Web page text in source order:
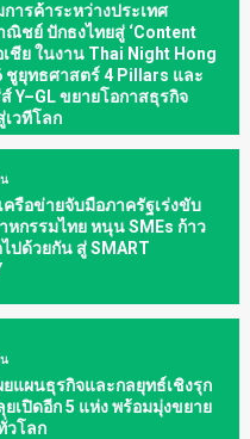
การค้าระหว่างประเทศ
ณิชย์ ปักธงไทยสู่ ‘Content
เชีย ในงาน Thai Night Hong
ชูยุทธศาสตร์ 4 Pillars และ
Y–GL ขยายโอกาสธุรกิจ
เวทีโลก
ครือข่ายจับมือภาครัฐเร่งขับ
หกรรมไทย หนุน SMEs ก้าว
ปด้วยกัน สู่ SMART
ยแผนธุรกิจและกลยุทธ์เชิงรุก
ยเปิดอีก 5 แห่ง พร้อมมุ่งขยาย
วโลก